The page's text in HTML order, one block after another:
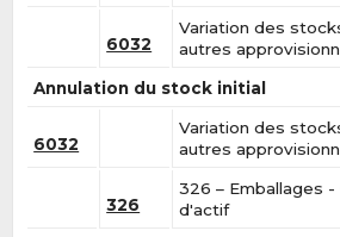
6032
Variation des
autres
Annulation du stock initial
6032
Variation des
autres
326
326 – Emballages
d'actif